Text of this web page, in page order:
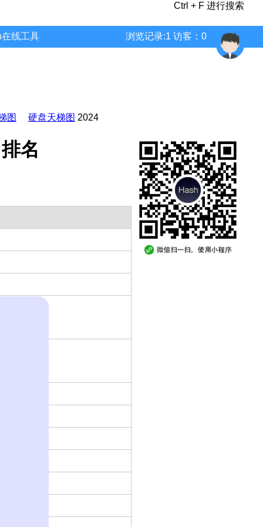
Ctrl + F 进行搜索
线工具 浏览记录:1 访客：0
图 硬盘天梯图 2024
名